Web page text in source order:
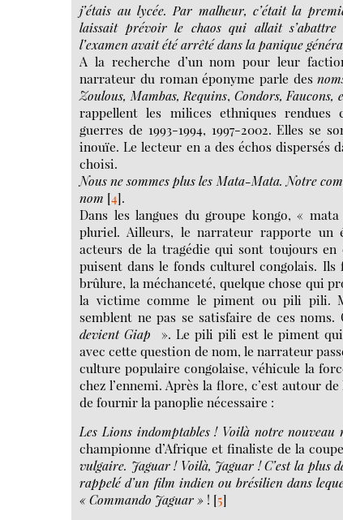
j’étais au lycée. Par malheur, c’était la
laissait prévoir le chaos qui allait
l’examen avait été arrêté dans la panique
A la recherche d’un nom pour leur
narrateur du roman éponyme parle des
Zoulous, Mambas, Requins, Condors, Faucons,
rappellent les milices ethniques rendues
guerres de 1993-1994, 1997-2002. Elles se
inouïe. Le lecteur en a des échos dispersés
choisi.
Nous ne sommes plus les Mata-Mata. Notre
nom [4].
Dans les langues du groupe kongo, «
pluriel. Ailleurs, le narrateur rapporte un
acteurs de la tragédie qui sont toujours en
puisent dans le fonds culturel congolais.
brûlure, la méchanceté, quelque chose qui
la victime comme le piment ou pili pili.
semblent ne pas se satisfaire de ces noms.
devient Giap
». Le pili pili est le piment
avec cette question de nom, le narrateur
culture populaire congolaise, véhicule la
chez l’ennemi. Après la flore, c’est autour
de fournir la panoplie nécessaire :
Les Lions indomptables ! Voilà notre nouveau
championne d’Afrique et finaliste de la
vulgaire. Jaguar ! Voilà, Jaguar ! C’est la plus
rappelé d’un film indien ou brésilien dans
« Commando Jaguar » ! [5]